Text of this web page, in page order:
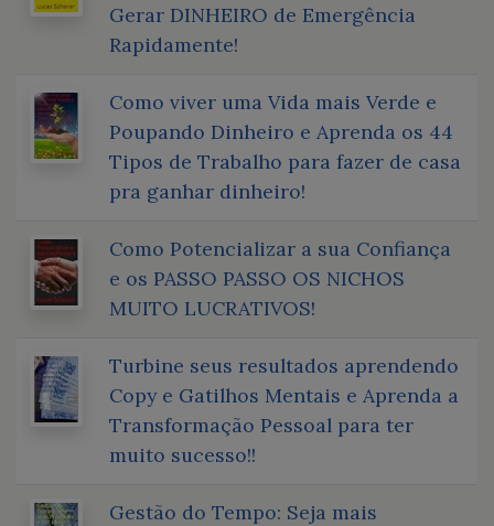
Gerar DINHEIRO de Emergência
Rapidamente!
Como viver uma Vida mais Verde e
Poupando Dinheiro e Aprenda os 44
Tipos de Trabalho para fazer de casa
pra ganhar dinheiro!
Como Potencializar a sua Confiança
e os PASSO PASSO OS NICHOS
MUITO LUCRATIVOS!
Turbine seus resultados aprendendo
Copy e Gatilhos Mentais e Aprenda a
Transformação Pessoal para ter
muito sucesso!!
Gestão do Tempo: Seja mais